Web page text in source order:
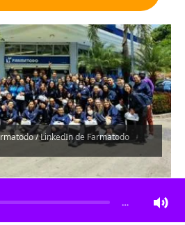
/ LinkedIn de Farmatodo
el artículo
…